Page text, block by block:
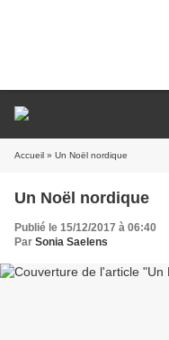
Accueil » Un Noël nordique
Un Noël nordique
Publié le 15/12/2017 à 06:40
Par Sonia Saelens